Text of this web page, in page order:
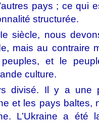
pays ; ce qui
structurée.
siècle, nous
mais au contraire
et le
culture.
divisé. Il y a une
et les pays baltes,
L’Ukraine a été